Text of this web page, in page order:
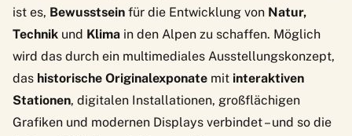
ist es, Bewusstsein für die Entwicklung von Natur,
Technik und Klima in den Alpen zu schaffen. Möglich
wird das durch ein multimediales Ausstellungskonzept,
das historische Originalexponate mit interaktiven
Stationen, digitalen Installationen, großflächigen
Grafiken und modernen Displays verbindet – und so die